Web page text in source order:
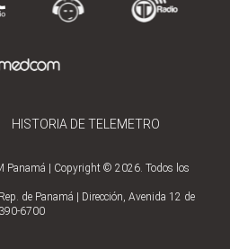
HISTORIA DE TELEMETRO
Panamá | Copyright © 2026. Todos los
de Panamá | Dirección, Avenida 12 de
6700